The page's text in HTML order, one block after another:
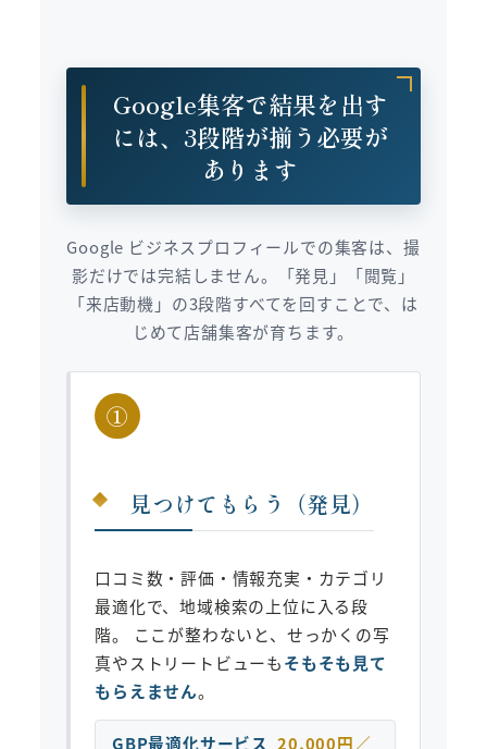
Google集客で結果を出す
には、3段階が揃う必要が
あります
Google ビジネスプロフィールでの集客は、撮
影だけでは完結しません。「発見」「閲覧」
「来店動機」の3段階すべてを回すことで、は
じめて店舗集客が育ちます。
①
見つけてもらう（発見）
口コミ数・評価・情報充実・カテゴリ
最適化で、地域検索の上位に入る段
階。 ここが整わないと、せっかくの写
真やストリートビューもそもそも見て
もらえません。
GBP最適化サービス 20,000円／